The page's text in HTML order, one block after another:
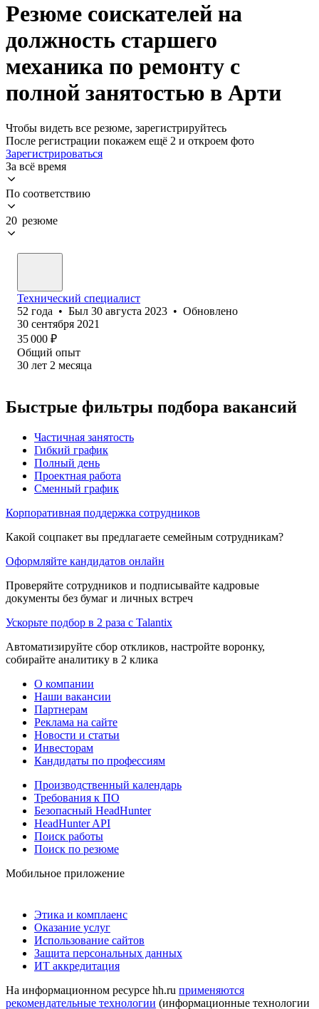
Резюме соискателей на
должность старшего
механика по ремонту с
полной занятостью в Арти
Чтобы видеть все резюме, зарегистрируйтесь
После регистрации покажем ещё 2 и откроем фото
Зарегистрироваться
За всё время
По соответствию
20 резюме
Технический специалист
52 года • Был 30 августа 2023 • Обновлено
30 сентября 2021
35 000 ₽
Общий опыт
30 лет 2 месяца
Быстрые фильтры подбора вакансий
Частичная занятость
Гибкий график
Полный день
Проектная работа
Сменный график
Корпоративная поддержка сотрудников
Какой соцпакет вы предлагаете семейным сотрудникам?
Оформляйте кандидатов онлайн
Проверяйте сотрудников и подписывайте кадровые
документы без бумаг и личных встреч
Ускорьте подбор в 2 раза с Talantix
Автоматизируйте сбор откликов, настройте воронку,
собирайте аналитику в 2 клика
О компании
Наши вакансии
Партнерам
Реклама на сайте
Новости и статьи
Инвесторам
Кандидаты по профессиям
Производственный календарь
Требования к ПО
Безопасный HeadHunter
HeadHunter API
Поиск работы
Поиск по резюме
Мобильное приложение
Этика и комплаенс
Оказание услуг
Использование сайтов
Защита персональных данных
ИТ аккредитация
На информационном ресурсе hh.ru применяются
рекомендательные технологии (информационные технологии